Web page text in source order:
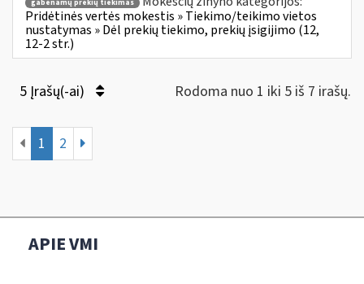
gabenamų prekių tiekimas
Pridėtinės vertės mokestis » Tiekimo/teikimo vietos
nustatymas » Dėl prekių tiekimo, prekių įsigijimo (12,
12-2 str.)
5 Įrašų(-ai) Rodoma nuo 1 iki 5 iš 7 irašų.
1 2
APIE VMI